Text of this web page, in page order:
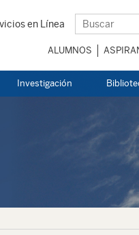
en Línea
ALUMNOS
Investigación